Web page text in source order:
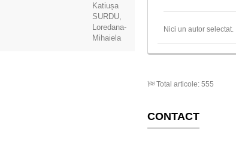
Katiușa
SURDU,
Loredana-
Mihaiela
Nici un autor selectat.
Total articole: 555
CONTACT